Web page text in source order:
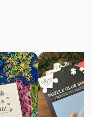
Spiele-59475
pièces